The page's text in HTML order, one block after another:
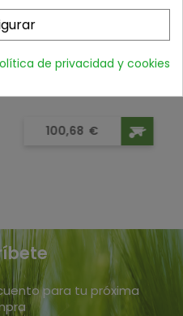
Precio
100,68 €
para tu próxima
de privacidad y cookies